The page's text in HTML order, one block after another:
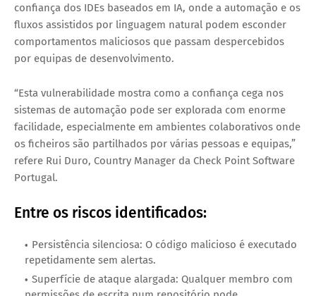
confiança dos IDEs baseados em IA, onde a automação e os
fluxos assistidos por linguagem natural podem esconder
comportamentos maliciosos que passam despercebidos
por equipas de desenvolvimento.
“Esta vulnerabilidade mostra como a confiança cega nos
sistemas de automação pode ser explorada com enorme
facilidade, especialmente em ambientes colaborativos onde
os ficheiros são partilhados por várias pessoas e equipas,”
refere Rui Duro, Country Manager da Check Point Software
Portugal.
Entre os riscos identificados:
Persistência silenciosa: O código malicioso é executado
repetidamente sem alertas.
Superfície de ataque alargada: Qualquer membro com